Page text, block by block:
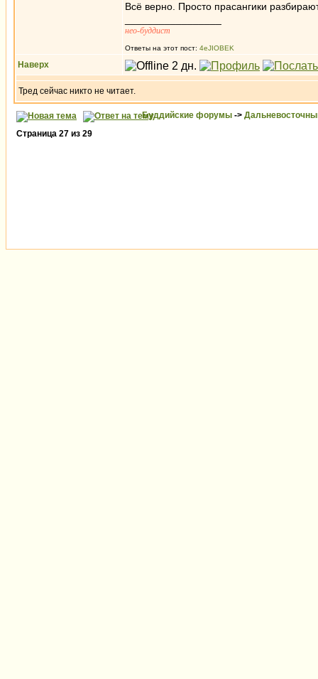
Всё верно. Просто прасангики
нео-буддист
Ответы на этот пост: 4eJIOBEK
Наверх
Тред сейчас никто не читает.
Буддийские форумы ->
Страница 27 из 29